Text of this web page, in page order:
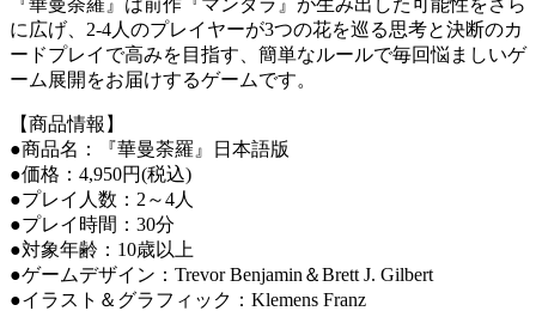
に広げ、2-4人のプレイヤーが3つの花を巡る思考と決断のカ
ードプレイで高みを目指す、簡単なルールで毎回悩ましいゲ
ーム展開をお届けするゲームです。
【商品情報】
●商品名：『華曼荼羅』日本語版
●価格：4,950円(税込)
●プレイ人数：2～4人
●プレイ時間：30分
●対象年齢：10歳以上
●ゲームデザイン：Trevor Benjamin＆Brett J. Gilbert
●イラスト＆グラフィック：Klemens Franz